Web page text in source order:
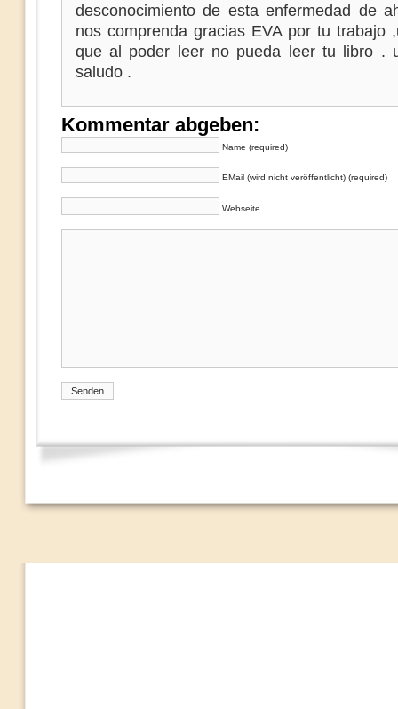
desconocimiento de esta enfermedad de
nos comprenda gracias EVA por tu trabajo
que al poder leer no pueda leer tu libro .
saludo .
Kommentar abgeben:
Name (required)
EMail (wird nicht veröffentlicht) (required)
Webseite